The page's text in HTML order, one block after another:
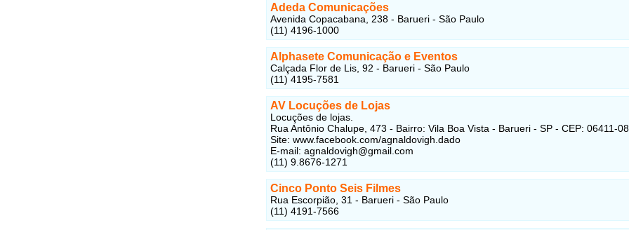
Adeda Comunicações
Avenida Copacabana, 238 - Barueri - São Paulo
(11) 4196-1000
Alphasete Comunicação e Eventos
Calçada Flor de Lis, 92 - Barueri - São Paulo
(11) 4195-7581
AV Locuções de Lojas
Locuções de lojas.
Rua Antônio Chalupe, 473 - Bairro: Vila Boa Vista - Barueri - SP - CEP: 06411-
Site: www.facebook.com/agnaldovigh.dado
E-mail: agnaldovigh@gmail.com
(11) 9.8676-1271
Cinco Ponto Seis Filmes
Rua Escorpião, 31 - Barueri - São Paulo
(11) 4191-7566